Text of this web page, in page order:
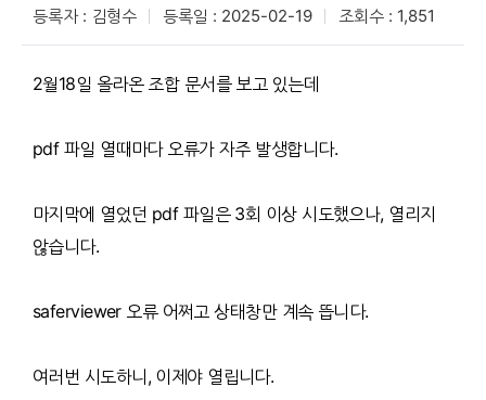
등록자 : 김형수 등록일 : 2025-02-19 조회수 : 1,851
2월18일 올라온 조합 문서를 보고 있는데
pdf 파일 열때마다 오류가 자주 발생합니다.
마지막에 열었던 pdf 파일은 3회 이상 시도했으나, 열리지
않습니다.
saferviewer 오류 어쩌고 상태창만 계속 뜹니다.
여러번 시도하니, 이제야 열립니다.